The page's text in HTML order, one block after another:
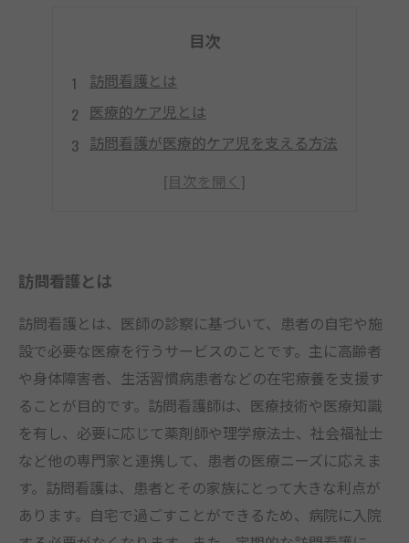
目次
訪問看護とは
医療的ケア児とは
訪問看護が医療的ケア児を支える方法
訪問看護師の役割と必要な能力
訪問看護とは
訪問看護とは、医師の診察に基づいて、患者の自宅や施
設で必要な医療を行うサービスのことです。主に高齢者
や身体障害者、生活習慣病患者などの在宅療養を支援す
ることが目的です。訪問看護師は、医療技術や医療知識
を有し、必要に応じて薬剤師や理学療法士、社会福祉士
など他の専門家と連携して、患者の医療ニーズに応えま
す。訪問看護は、患者とその家族にとって大きな利点が
あります。自宅で過ごすことができるため、病院に入院